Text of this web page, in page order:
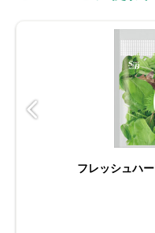
フレッシュハ